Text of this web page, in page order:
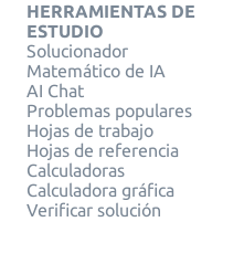
HERRAMIENTAS DE
ESTUDIO
Solucionador
Matemático de IA
AI Chat
Problemas populares
Hojas de trabajo
Hojas de referencia
Calculadoras
Calculadora gráfica
Verificar solución